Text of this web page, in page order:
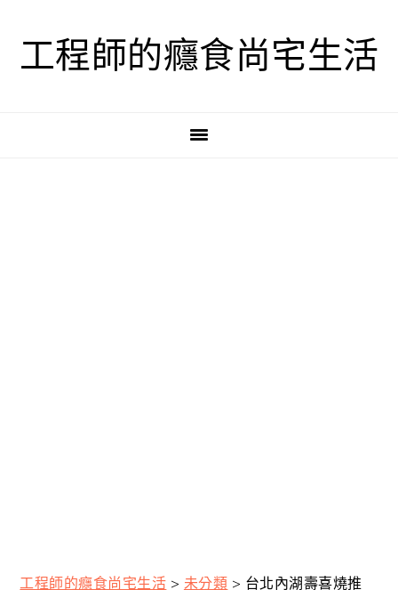
工程師的癮食尚宅生活
工程師的癮食尚宅生活 > 未分類 > 台北內湖壽喜燒推